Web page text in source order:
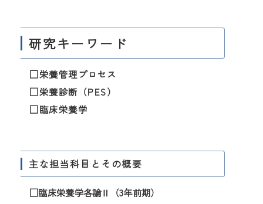
研究キーワード
□栄養管理プロセス
□栄養診断（PES）
□臨床栄養学
主な担当科目とその概要
□臨床栄養学各論Ⅱ（3年前期）